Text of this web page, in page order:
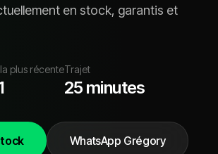
en stock, garantis et
plus récenteTrajet
25 minutes
WhatsApp Grégory